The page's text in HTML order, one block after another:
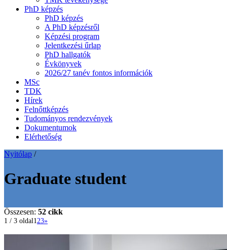
PhD képzés
PhD képzés
A PhD képzésről
Képzési program
Jelentkezési űrlap
PhD hallgatók
Évkönyvek
2026/27 tanév fontos információk
MSc
TDK
Hírek
Felnőttképzés
Tudományos rendezvények
Dokumentumok
Elérhetőség
Nyitólap /
Graduate student
Összesen: 52 cikk
1 / 3 oldal123»